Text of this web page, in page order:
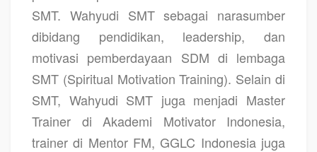
SMT. Wahyudi SMT sebagai narasumber
dibidang pendidikan, leadership, dan
motivasi pemberdayaan SDM di lembaga
SMT (Spiritual Motivation Training). Selain di
SMT, Wahyudi SMT juga menjadi Master
Trainer di Akademi Motivator Indonesia,
trainer di Mentor FM, GGLC Indonesia juga